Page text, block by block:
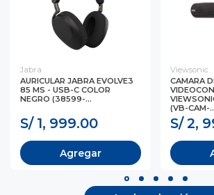
Jabra
AURICULAR JABRA EVOLVE3
85 MS - USB-C COLOR
NEGRO (38599-...
S/ 1, 999.00
Agregar
Viewsonic
CAMARA
(VB-CAM-
S/ 2,